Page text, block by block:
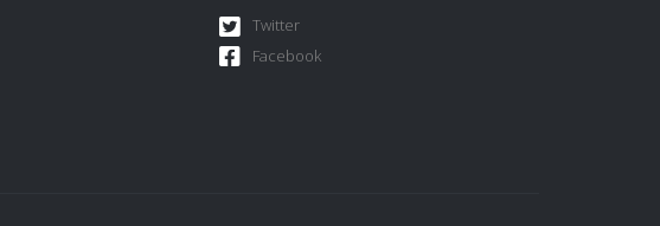
Twitter
Facebook